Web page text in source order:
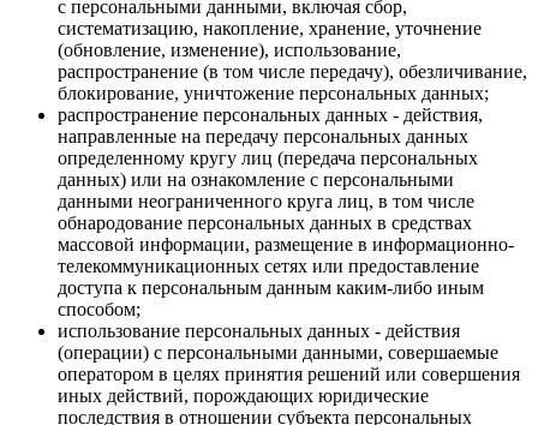
с персональными данными, включая сбор,
систематизацию, накопление, хранение, уточнение
(обновление, изменение), использование,
распространение (в том числе передачу), обезличивание,
блокирование, уничтожение персональных данных;
распространение персональных данных - действия,
направленные на передачу персональных данных
определенному кругу лиц (передача персональных
данных) или на ознакомление с персональными
данными неограниченного круга лиц, в том числе
обнародование персональных данных в средствах
массовой информации, размещение в информационно-
телекоммуникационных сетях или предоставление
доступа к персональным данным каким-либо иным
способом;
использование персональных данных - действия
(операции) с персональными данными, совершаемые
оператором в целях принятия решений или совершения
иных действий, порождающих юридические
последствия в отношении субъекта персональных